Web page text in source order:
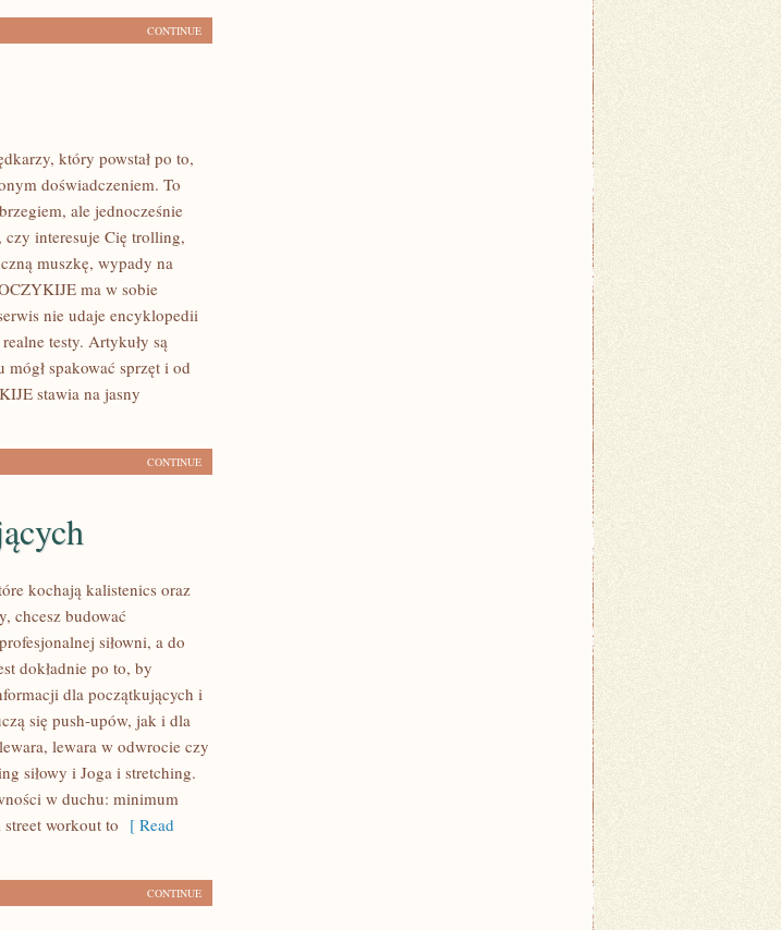
CONTINUE
który powstał po to,
doświadczeniem. To
ale jednocześnie
czy interesuje Cię trolling,
muszkę, wypady na
ma w sobie
nie udaje encyklopedii
testy. Artykuły są
spakować sprzęt i od
stawia na jasny
CONTINUE
kochają kalistenics oraz
chcesz budować
siłowni, a do
dokładnie po to, by
dla początkujących i
się push-upów, jak i dla
lewara w odwrocie czy
siłowy i Joga i stretching.
w duchu: minimum
workout to [ Read
CONTINUE